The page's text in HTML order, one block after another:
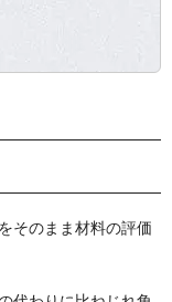
そのまま材料の評価